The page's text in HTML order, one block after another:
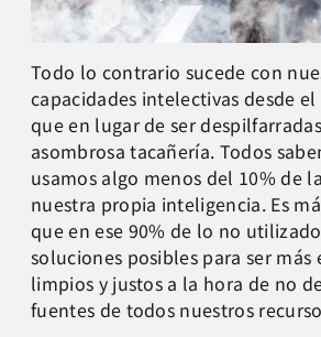
Todo lo contrario sucede con
capacidades intelectivas desde
que en lugar de ser
asombrosa tacañería. Todos
usamos algo menos del 10% de
nuestra propia inteligencia. Es
que en ese 90% de lo no
soluciones posibles para ser más
limpios y justos a la hora de no
fuentes de todos nuestros